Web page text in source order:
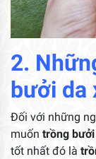
2.
bưởi da
Đối với những
muốn trồng
tốt nhất đó là